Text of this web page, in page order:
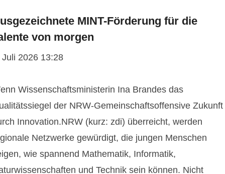
MINT-Förderung für die
von morgen
Juli 2026 13:28
Wissenschaftsministerin Ina Brandes das
der NRW-Gemeinschaftsoffensive Zukunft
Innovation.NRW (kurz: zdi) überreicht, werden
Netzwerke gewürdigt, die jungen Menschen
wie spannend Mathematik, Informatik,
und Technik sein können. Nicht